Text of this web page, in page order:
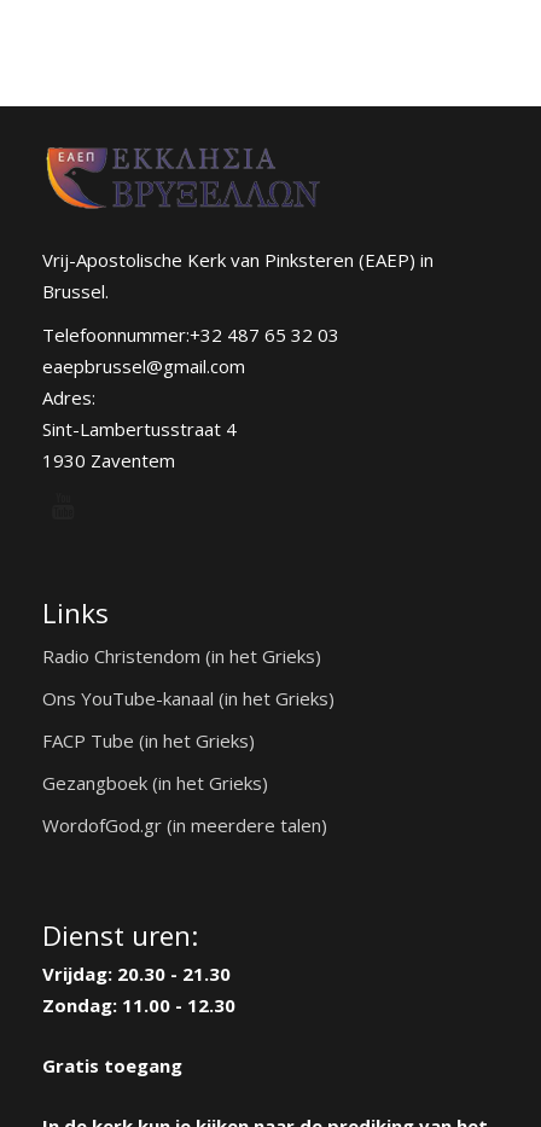
Vrij-Apostolische Kerk van Pinksteren (EAEP) in
Brussel.
Telefoonnummer:+32 487 65 32 03
eaepbrussel@gmail.com
Adres:
Sint-Lambertusstraat 4
1930 Zaventem
Links
Radio Christendom (in het Grieks)
Ons YouTube-kanaal (in het Grieks)
FACP Tube (in het Grieks)
Gezangboek (in het Grieks)
WordofGod.gr (in meerdere talen)
Dienst uren:
Vrijdag: 20.30 - 21.30
Zondag: 11.00 - 12.30
Gratis toegang